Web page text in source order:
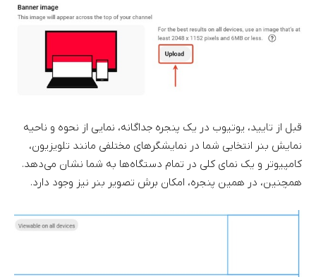
قبل از تایید، یوتیوب در یک پنجره جداگانه، نمایی از نحوه و ناحیه
نمایش بنر انتخابی شما در نمایشگرهای مختلفی مانند تلویزیون،
کامپیوتر و یک نمای کلی در تمام دستگاه‌ها به شما نشان می‌دهد.
همچنین، در همین پنجره، امکان برش تصویر بنر نیز وجود دارد.